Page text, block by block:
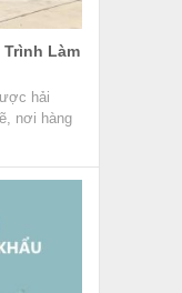
Làm
hải
nơi hàng